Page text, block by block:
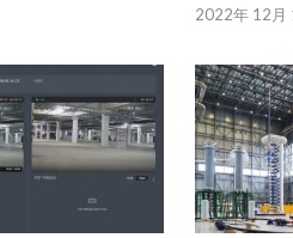
2022年 12月